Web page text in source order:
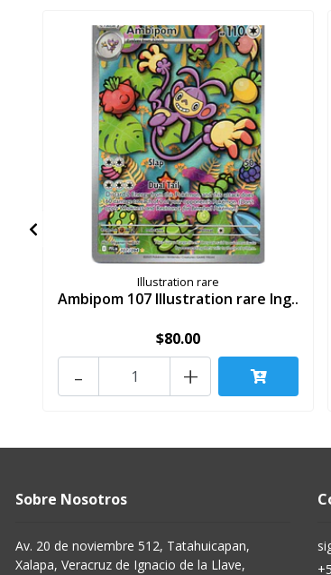
Illustration rare
Ambipom 107 Illustration rare Ing..
$80.00
+
-
Sobre Nosotros
Av. 20 de noviembre 512, Tatahuicapan,
Xalapa, Veracruz de Ignacio de la Llave,